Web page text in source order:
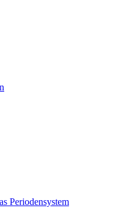
Periodensystem